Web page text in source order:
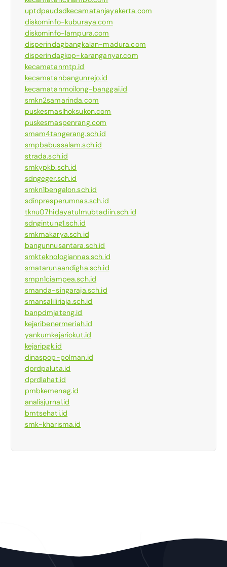
uptdpaudsdkecamatanjayakerta.com
diskominfo-kuburaya.com
diskominfo-lampura.com
disperindagbangkalan-madura.com
disperindagkop-karanganyar.com
kecamatanmtp.id
kecamatanbangunrejo.id
kecamatanmoilong-banggai.id
smkn2samarinda.com
puskesmaslhoksukon.com
puskesmaspenrang.com
smam4tangerang.sch.id
smpbabussalam.sch.id
strada.sch.id
smkypkb.sch.id
sdngeger.sch.id
smkn1bengalon.sch.id
sdinpresperumnas.sch.id
tknu07hidayatulmubtadiin.sch.id
sdngintung1.sch.id
smkmakarya.sch.id
bangunnusantara.sch.id
smkteknologiannas.sch.id
smatarunaandigha.sch.id
smpn1ciampea.sch.id
smanda-singaraja.sch.id
smansaliliriaja.sch.id
banpdmjateng.id
kejaribenermeriah.id
yankumkejariokut.id
kejaripgk.id
dinaspop-polman.id
dprdpaluta.id
dprdlahat.id
pmbkemenag.id
analisjurnal.id
bmtsehati.id
smk-kharisma.id